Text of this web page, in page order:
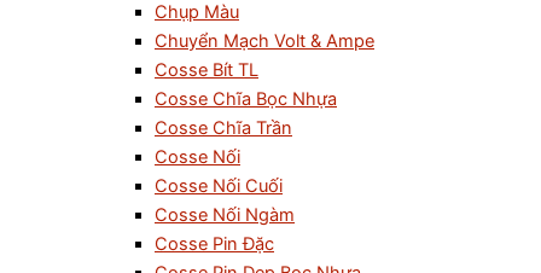
Chụp Màu
Chuyển Mạch Volt & Ampe
Cosse Bít TL
Cosse Chĩa Bọc Nhựa
Cosse Chĩa Trần
Cosse Nối
Cosse Nối Cuối
Cosse Nối Ngàm
Cosse Pin Đặc